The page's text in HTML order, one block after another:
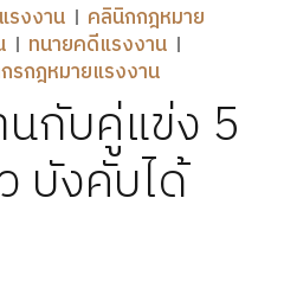
รงงาน
คลินิกกฎหมาย
ทนายคดีแรงงาน
รกฎหมายแรงงาน
นกับคู่แข่ง 5
บังคับได้